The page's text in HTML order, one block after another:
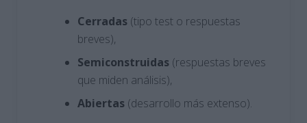
Cerradas (tipo test o respuestas
breves),
Semiconstruidas (respuestas breves
que miden análisis),
Abiertas (desarrollo más extenso).